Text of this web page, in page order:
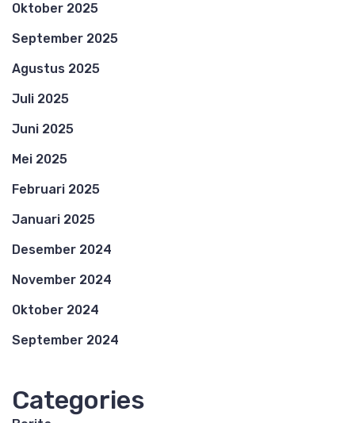
Oktober 2025
September 2025
Agustus 2025
Juli 2025
Juni 2025
Mei 2025
Februari 2025
Januari 2025
Desember 2024
November 2024
Oktober 2024
September 2024
Categories